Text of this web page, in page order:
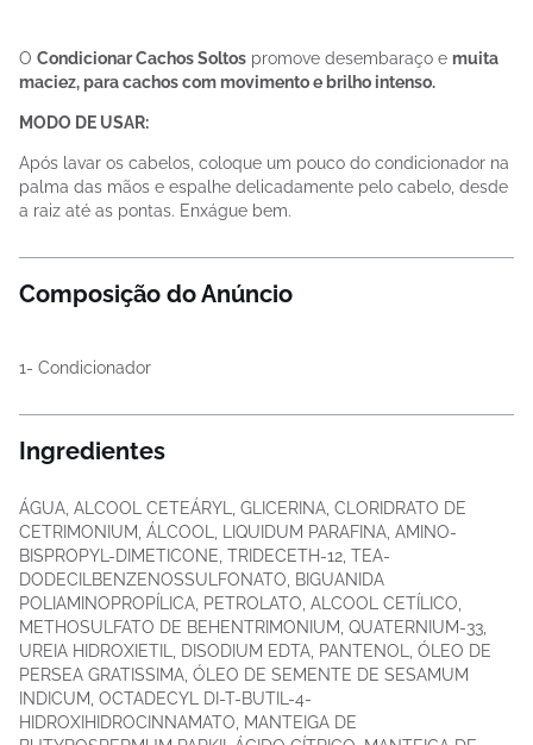
O Condicionar Cachos Soltos promove desembaraço e muita
maciez, para cachos com movimento e brilho intenso.
MODO DE USAR:
Após lavar os cabelos, coloque um pouco do condicionador na
palma das mãos e espalhe delicadamente pelo cabelo, desde
a raiz até as pontas. Enxágue bem.
Composição do Anúncio
1- Condicionador
Ingredientes
ÁGUA, ALCOOL CETEÁRYL, GLICERINA, CLORIDRATO DE
CETRIMONIUM, ÁLCOOL, LIQUIDUM PARAFINA, AMINO-
BISPROPYL-DIMETICONE, TRIDECETH-12, TEA-
DODECILBENZENOSSULFONATO, BIGUANIDA
POLIAMINOPROPÍLICA, PETROLATO, ALCOOL CETÍLICO,
METHOSULFATO DE BEHENTRIMONIUM, QUATERNIUM-33,
UREIA HIDROXIETIL, DISODIUM EDTA, PANTENOL, ÓLEO DE
PERSEA GRATISSIMA, ÓLEO DE SEMENTE DE SESAMUM
INDICUM, OCTADECYL DI-T-BUTIL-4-
HIDROXIHIDROCINNAMATO, MANTEIGA DE